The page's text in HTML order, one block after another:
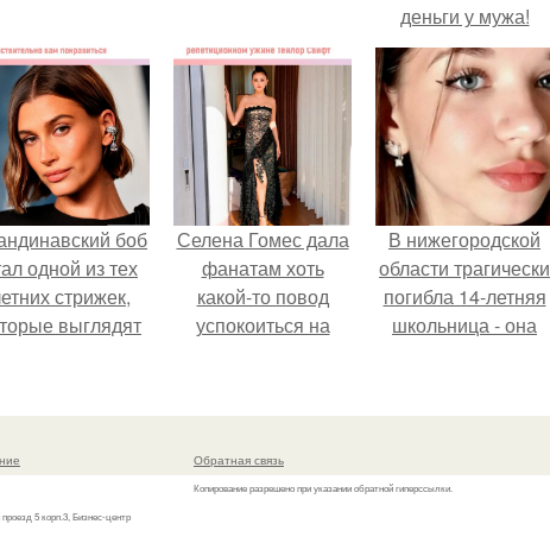
деньги у мужа!
боб
одной из тех
стрижек,
выглядят
Селена Гомес дала
фанатам хоть
какой-то повод
успокоиться на
свадьбе Тейлор
В нижегородской
области трагически
погибла 14-летняя
школьница - она
к контрольной по
5 корп.3, Бизнес-центр
Обратная связь
Копирование разрешено при указании обратной гиперссылки.